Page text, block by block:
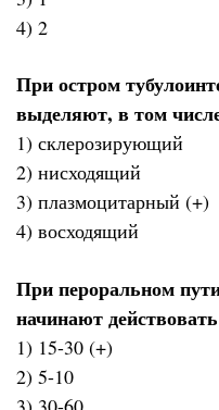
4) 2
При остром
выделяют, в том
1) склерозирующий
2) нисходящий
3) плазмоцитарный (+)
4) восходящий
При пероральном
начинают
1) 15-30 (+)
2) 5-10